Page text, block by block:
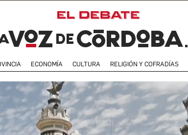
ECONOMÍA CULTURA RELIGIÓN Y COFRADÍAS